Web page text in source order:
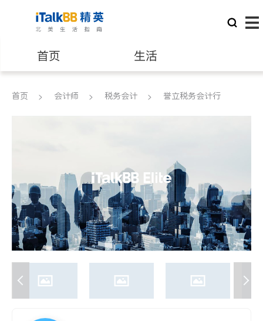
首页 生活
医生 律师
会计师
建筑装修
首页 会计师 税务会计 誉立税务会计行